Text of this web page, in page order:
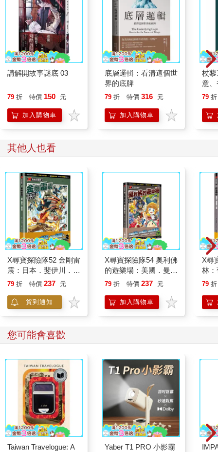
請解開故事謎底 03
79 折 特價 150 元
加入購物車
底層邏輯：看清這個世
界的底牌
79 折 特價 316 元
加入購物車
杖
意
恭
79 折
其他人也看
X尋寶探險隊52 金剛雷
震：日本．斐伊川．八
岐大蛇
79 折 特價 237 元
貨到通知
X尋寶探險隊54 奧利佛
的遊樂場：美國．曼哈
頓．籠中鳥
79 折 特價 237 元
加入購物車
X尋
林
族
79 折
您可能會喜歡
Taiwan Travelogue: A
Yaber T1 PRO 小影霸